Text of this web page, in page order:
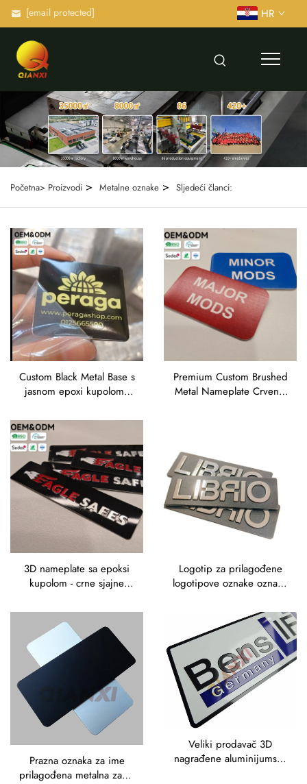
[email protected] HR
Početna> Proizvodi > Metalne oznake > Sljedeći članci:
Custom Black Metal Base s
jasnom epoxi kupolom -
informacije za brendiranje
Premium Custom Brushed
Metal Nameplate Crveno-
3D nameplate sa epoksi
kupolom - crne sjajne
"Eagle SAFES"
Logotip za prilagođene
logotipove oznake oznake
cink legura čisti metalni
oznake
Prazna oznaka za ime
prilagođena metalna zanat
Veliki prodavač 3D
nagrađene aluminijumske